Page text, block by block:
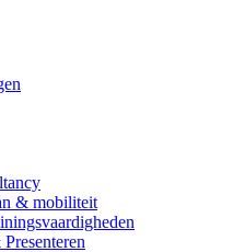
& mobiliteit